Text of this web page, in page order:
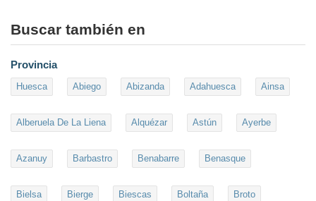
Buscar también en
Provincia
Huesca Abiego Abizanda Adahuesca Ainsa
Alberuela De La Liena Alquézar Astún Ayerbe
Azanuy Barbastro Benabarre Benasque
Bielsa Bierge Biescas Boltaña Broto